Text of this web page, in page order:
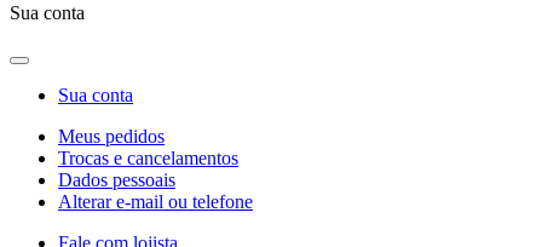
Sua conta
Sua conta
Meus pedidos
Trocas e cancelamentos
Dados pessoais
Alterar e-mail ou telefone
Fale com lojista